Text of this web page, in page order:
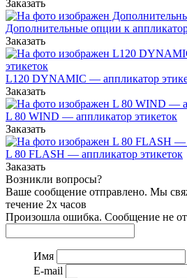
Заказать
Дополнительные опции к
Заказать
L120 DYNAMIC — аппликатор
Заказать
L 80 WIND — аппликатор этикеток
Заказать
L 80 FLASH — аппликатор этикеток
Заказать
Возникли вопросы?
Ваше сообщение отправлено. Мы
течение 2х часов
Произошла ошибка. Сообщение не
Имя
E-mail